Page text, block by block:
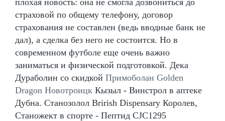
страховой по общему телефону, договор
страхования не составлен (ведь вводные банк не
дал), а сделка без него не состоится. Но в
современном футболе еще очень важно
заниматься и физической подготовкой. Дека
Дураболин со скидкой Примоболан Golden
Dragon Новотроицк Кызыл - Винстрол в аптеке
Дубна. Станозолол Brirish Dispensary Королев,
Станожект в спорте - Пептид CJC1295